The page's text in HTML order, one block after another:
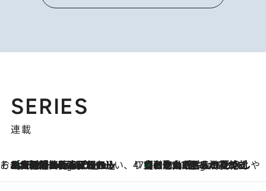
SERIES
連載
そおだよおこの関西おいしい、おやつ紀行8 Hours Ago
［大阪府箕面市］一皿一皿目の前で仕上げられる、料理を巧みに組み込んだアシェットデセールコース「ミチル アシェット デセール（Michiru assiette dessert）」 47都道府県の手みやげ ひんやりスイーツで夏を満喫
8 Hours Ago
【和歌山県】この夏絶対食べたい 冷やしておいしいおやつ3選 みかんがごろっと丸ごと入ったジュレ